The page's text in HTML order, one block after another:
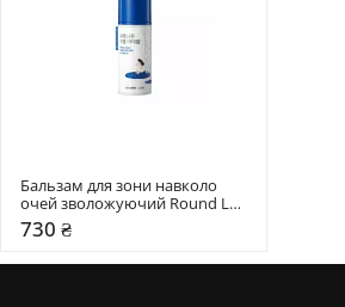
Бальзам для зони навколо
очей зволожуючий Round Lab
10 мл
730 ₴